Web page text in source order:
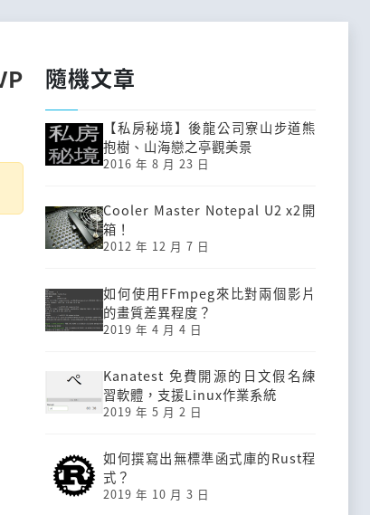
隨機文章
【私房秘境】後龍公司寮山步道熊
抱樹、山海戀之亭觀美景
2016 年 8 月 23 日
Cooler Master Notepal U2 x2開
箱！
2012 年 12 月 7 日
如何使用FFmpeg來比對兩個影片
的畫質差異程度？
2019 年 4 月 4 日
Kanatest 免費開源的日文假名練
習軟體，支援Linux作業系統
2019 年 5 月 2 日
如何撰寫出無標準函式庫的Rust程
式？
2019 年 10 月 3 日